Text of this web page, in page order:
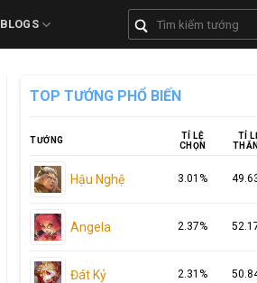
BLOGS
TOP TƯỚNG PHỔ BIẾN
TƯỚNG
TỈ LỆ
CHỌN
TỈ
Hậu Nghệ 3.01%
Angela 2.37%
Đát Kỷ 2.31%